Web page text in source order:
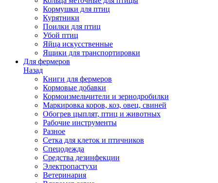
Кормушки для птиц
Курятники
Поилки для птиц
Убой птиц
Яйца искусственные
Ящики для транспортировки
Для фермеров
Назад
Книги для фермеров
Кормовые добавки
Кормоизмельчители и зернодробилки
Маркировка коров, коз, овец, свиней
Обогрев цыплят, птиц и животных
Рабочие инструменты
Разное
Сетка для клеток и птичников
Спецодежда
Средства дезинфекции
Электропастухи
Ветеринария